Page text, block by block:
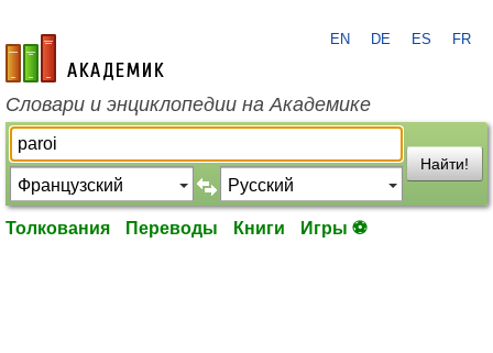
academic.ru
EN DE ES FR
Словари и энциклопедии на Академике
Найти!
Толкования Переводы Книги Игры ⚽